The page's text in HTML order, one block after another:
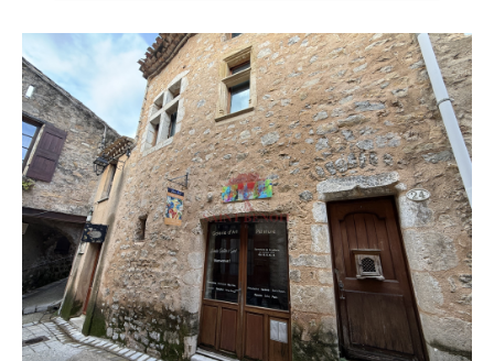
Budget
Budget
Surface
Surface
Pièces
Pièces
Référence